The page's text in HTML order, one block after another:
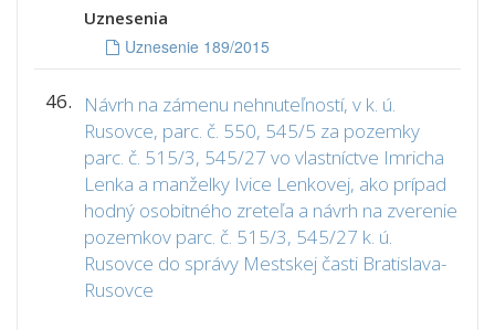
Uznesenia
Uznesenie 189/2015
46.
Návrh na zámenu nehnuteľností, v k. ú.
Rusovce, parc. č. 550, 545/5 za pozemky
parc. č. 515/3, 545/27 vo vlastníctve Imricha
Lenka a manželky Ivice Lenkovej, ako prípad
hodný osobitného zreteľa a návrh na zverenie
pozemkov parc. č. 515/3, 545/27 k. ú.
Rusovce do správy Mestskej časti Bratislava-
Rusovce